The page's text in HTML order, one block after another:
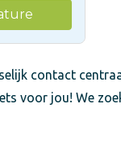
contact
voor jou! We